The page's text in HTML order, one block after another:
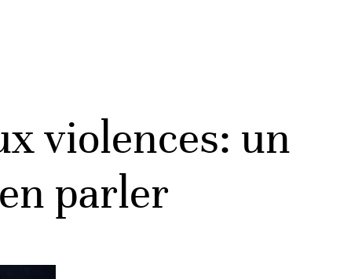
violences: un
parler